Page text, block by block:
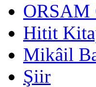
ORSAM
Hitit
Mikâil
Şiir